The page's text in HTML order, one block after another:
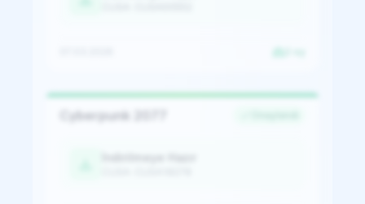
Cyberpunk 2077